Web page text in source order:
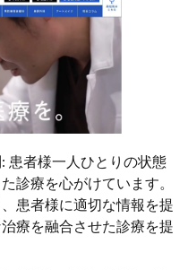
患者様一人ひとりの状態
診療を心がけています。
患者様に適切な情報を提
療を融合させた診療を提